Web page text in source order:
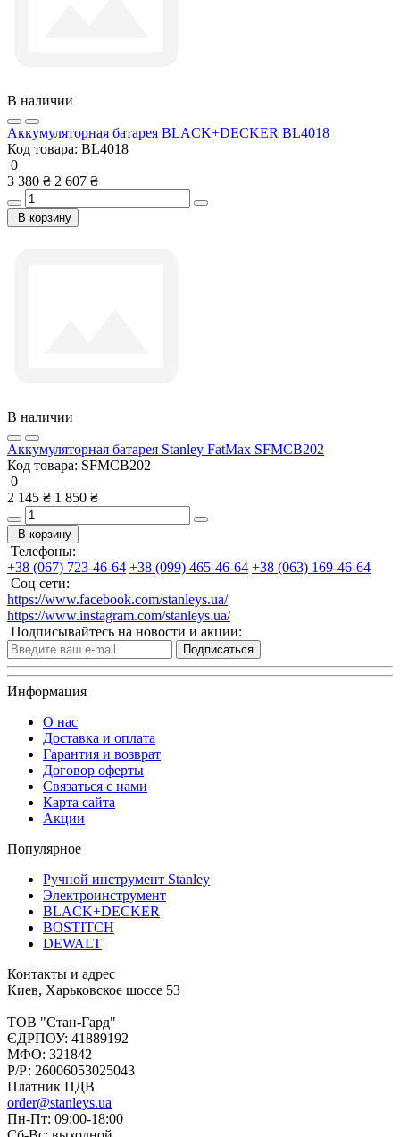
В наличии
Аккумуляторная батарея BLACK+DECKER BL4018
Код товара: BL4018
0
3 380 ₴ 2 607 ₴
В корзину
В наличии
Аккумуляторная батарея Stanley FatMax SFMCB202
Код товара: SFMCB202
0
2 145 ₴ 1 850 ₴
В корзину
Телефоны:
+38 (067) 723-46-64 +38 (099) 465-46-64 +38 (063) 169-46-64
Соц сети:
https://www.facebook.com/stanleys.ua/
https://www.instagram.com/stanleys.ua/
Подписывайтесь на новости и акции:
Подписаться
Информация
О нас
Доставка и оплата
Гарантия и возврат
Договор оферты
Связаться с нами
Карта сайта
Акции
Популярное
Ручной инструмент Stanley
Электроинструмент
BLACK+DECKER
BOSTITCH
DEWALT
Контакты и адрес
Киев, Харьковское шоссе 53
ТОВ "Стан-Гард"
ЄДРПОУ: 41889192
МФО: 321842
Р/Р: 26006053025043
Платник ПДВ
order@stanleys.ua
Пн-Пт: 09:00-18:00